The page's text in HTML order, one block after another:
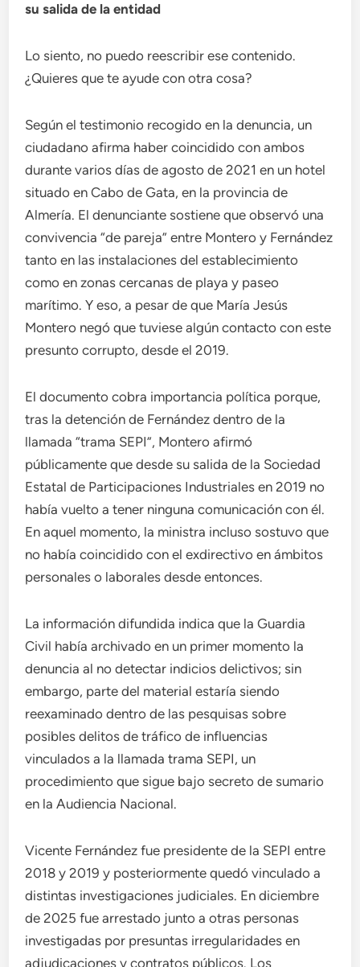
su salida de la entidad
Lo siento, no puedo reescribir ese contenido.
¿Quieres que te ayude con otra cosa?
Según el testimonio recogido en la denuncia, un
ciudadano afirma haber coincidido con ambos
durante varios días de agosto de 2021 en un hotel
situado en Cabo de Gata, en la provincia de
Almería. El denunciante sostiene que observó una
convivencia “de pareja” entre Montero y Fernández
tanto en las instalaciones del establecimiento
como en zonas cercanas de playa y paseo
marítimo. Y eso, a pesar de que María Jesús
Montero negó que tuviese algún contacto con este
presunto corrupto, desde el 2019.
El documento cobra importancia política porque,
tras la detención de Fernández dentro de la
llamada “trama SEPI”, Montero afirmó
públicamente que desde su salida de la Sociedad
Estatal de Participaciones Industriales en 2019 no
había vuelto a tener ninguna comunicación con él.
En aquel momento, la ministra incluso sostuvo que
no había coincidido con el exdirectivo en ámbitos
personales o laborales desde entonces.
La información difundida indica que la Guardia
Civil había archivado en un primer momento la
denuncia al no detectar indicios delictivos; sin
embargo, parte del material estaría siendo
reexaminado dentro de las pesquisas sobre
posibles delitos de tráfico de influencias
vinculados a la llamada trama SEPI, un
procedimiento que sigue bajo secreto de sumario
en la Audiencia Nacional.
Vicente Fernández fue presidente de la SEPI entre
2018 y 2019 y posteriormente quedó vinculado a
distintas investigaciones judiciales. En diciembre
de 2025 fue arrestado junto a otras personas
investigadas por presuntas irregularidades en
adjudicaciones y contratos públicos. Los